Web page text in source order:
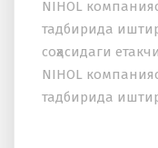
NIHOL
тадбирида
соҳасидаги
NIHOL
тадбирида